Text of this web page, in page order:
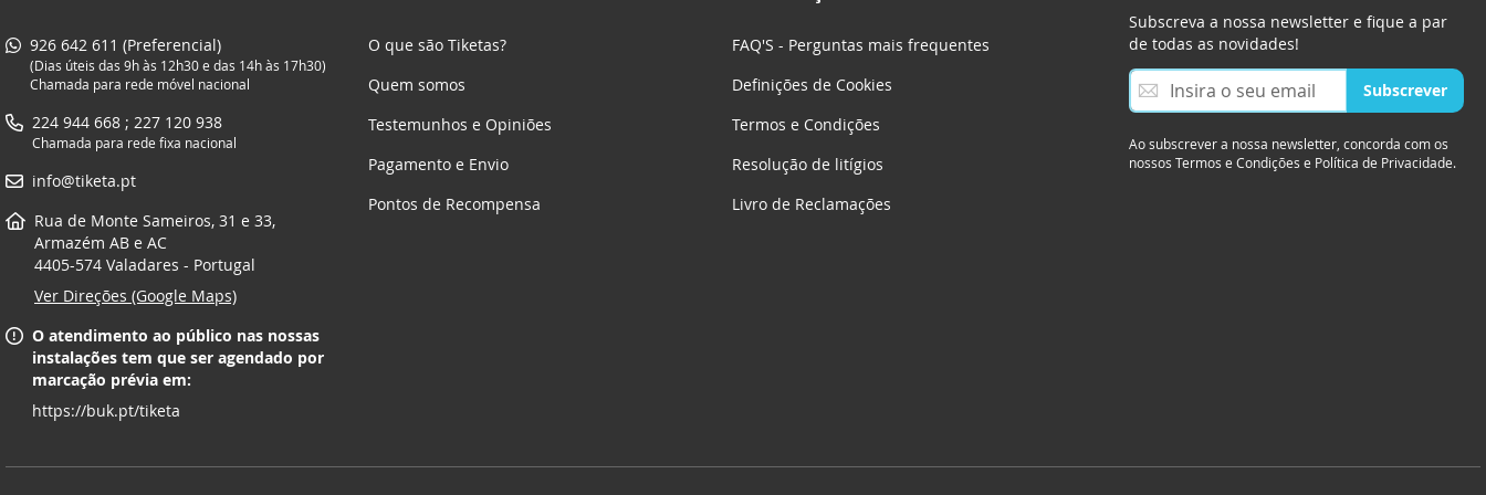
926 642 611 (Preferencial)
(Dias úteis das 9h às 12h30 e das 14h às 17h30)
Chamada para rede móvel nacional
224 944 668 ; 227 120 938
Chamada para rede fixa nacional
info@tiketa.pt
Rua de Monte Sameiros, 31 e 33,
Armazém AB e AC
4405-574 Valadares - Portugal
Ver Direções (Google Maps)
O atendimento ao público nas nossas
instalações tem que ser agendado por
marcação prévia em:
https://buk.pt/tiketa
O que são Tiketas?
Quem somos
Testemunhos e Opiniões
Pagamento e Envio
Pontos de Recompensa
FAQ'S - Perguntas mais frequentes
Definições de Cookies
Termos e Condições
Resolução de litígios
Livro de Reclamações
Subscreva a nossa newsletter e fique a par
de todas as novidades!
S
s
c
Subscrever
Ao subscrever a nossa newsletter, concorda com os
nossos Termos e Condições e Política de Privacidade.